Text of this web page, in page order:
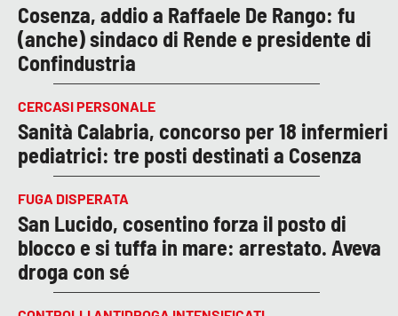
Cosenza, addio a Raffaele De Rango: fu
(anche) sindaco di Rende e presidente di
Confindustria
CERCASI PERSONALE
Sanità Calabria, concorso per 18 infermieri
pediatrici: tre posti destinati a Cosenza
FUGA DISPERATA
San Lucido, cosentino forza il posto di
blocco e si tuffa in mare: arrestato. Aveva
droga con sé